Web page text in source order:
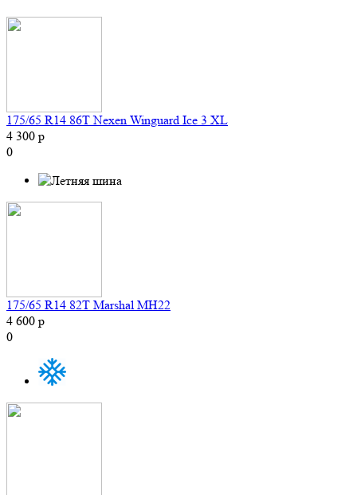
175/65 R14 86T Nexen Winguard Ice 3 XL
4 300 р
0
175/65 R14 82T Marshal MH22
4 600 р
0